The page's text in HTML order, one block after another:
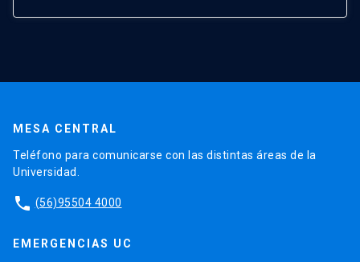
MESA CENTRAL
Teléfono para comunicarse con las distintas áreas de la
Universidad.
phone (56)95504 4000
EMERGENCIAS UC